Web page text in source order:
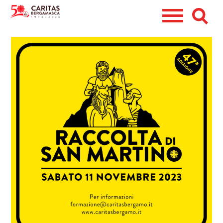
CHI SIAMO
CERCHI AIUTO?
DIVENTA VOLONTARIO
RACCOLTA ABITI
EMERGENZE
DONA ORA